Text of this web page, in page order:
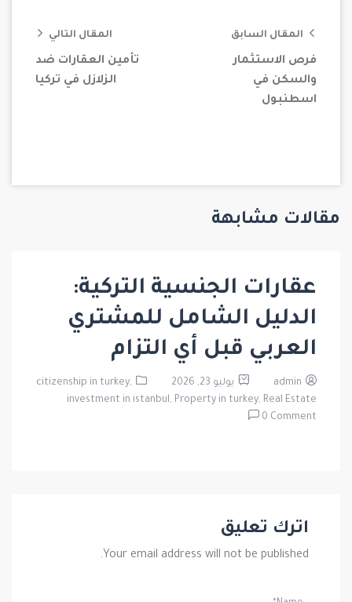
المقال السابق
فرص الاستثمار
والسكن في
اسطنبول
المقال التالي
تأمين العقارات ضد
الزلازل في تركيا
مقالات مشابهة
عقارات الجنسية التركية:
الدليل الشامل للمشتري
العربي قبل أي التزام
admin يوليو 23, 2026
citizenship in turkey,
investment in istanbul, Property in turkey, Real Estate
0 Comment
اترك تعليق
Your email address will not be published.